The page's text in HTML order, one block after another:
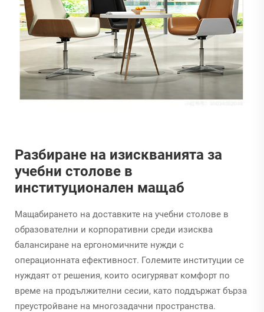
Разбиране на изискванията за
учебни столове в
институционален мащаб
Мащабирането на доставките на учебни столове в
образователни и корпоративни среди изисква
балансиране на ергономичните нужди с
операционната ефективност. Големите институции се
нуждаят от решения, които осигуряват комфорт по
време на продължителни сесии, като поддържат бърза
преустройване на многозадачни пространства.